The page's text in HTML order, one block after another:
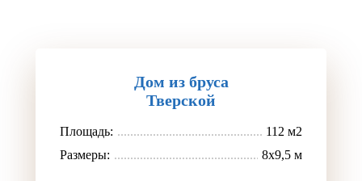
Дом из бруса
Тверской
Площадь:
112 м2
Размеры:
8x9,5 м